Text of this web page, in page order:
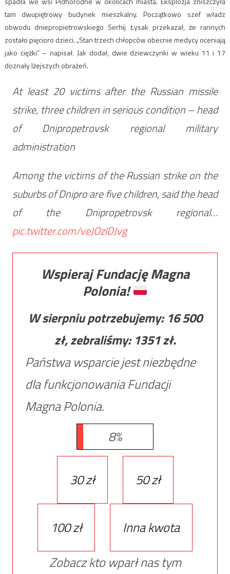
tam dwupiętrowy budynek mieszkalny. Początkowo szef władz
obwodu dniepropietrowskiego Serhij Łysak przekazał, że rannych
zostało pięcioro dzieci. „Stan trzech chłopców obecnie medycy oceniają
jako ciężki” – napisał. Jak dodał, dwie dziewczynki w wieku 11 i 17
doznały lżejszych obrażeń.
At least 20 victims after the Russian missile
strike, three children in serious condition – head
of Dnipropetrovsk regional military
administration
Among the victims of the Russian strike on the
suburbs of Dnipro are five children, said the head
of the Dnipropetrovsk regional…
pic.twitter.com/veJOzlDJvg
Wspieraj Fundację Magna
Polonia!
W sierpniu potrzebujemy: 16 500
zł, zebraliśmy: 1351zł.
Państwa wsparcie jest niezbędne
dla funkcjonowania Fundacji
Magna Polonia.
8%
30 zł 50 zł
100 zł
Inna kwota
Zobacz kto wparł nas tym